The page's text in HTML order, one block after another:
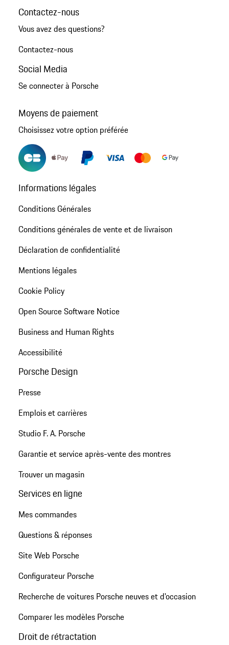
Contactez-nous
Vous avez des questions?
Contactez-nous
Social Media
Se connecter à Porsche
Moyens de paiement
Choisissez votre option préférée
Informations légales
Conditions Générales
Conditions générales de vente et de livraison
Déclaration de confidentialité
Mentions légales
Cookie Policy
Open Source Software Notice
Business and Human Rights
Accessibilité
Porsche Design
Presse
Emplois et carrières
Studio F. A. Porsche
Garantie et service après-vente des montres
Trouver un magasin
Services en ligne
Mes commandes
Questions & réponses
Site Web Porsche
Configurateur Porsche
Recherche de voitures Porsche neuves et d'occasion
Comparer les modèles Porsche
Droit de rétractation